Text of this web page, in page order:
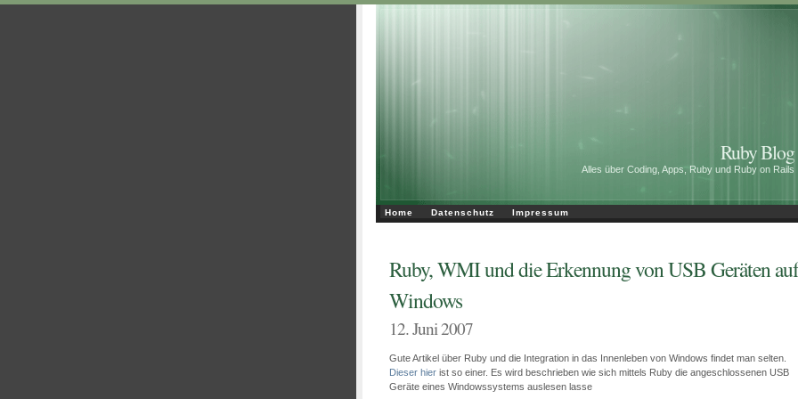
Ruby Blog
Alles über Coding, Apps, Ruby und Ruby on Rails
Home Datenschutz Impressum
Ruby, WMI und die Erkennung von USB Geräten auf
Windows
12. Juni 2007
Gute Artikel über Ruby und die Integration in das Innenleben von Windows findet man selten.
Dieser hier ist so einer. Es wird beschrieben wie sich mittels Ruby die angeschlossenen USB
Geräte eines Windowssystems auslesen lasse